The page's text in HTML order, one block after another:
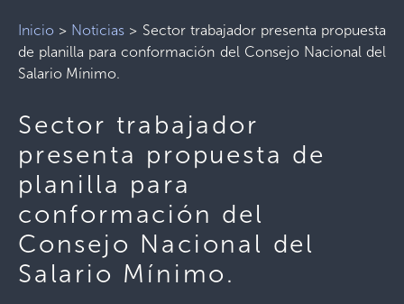
Inicio > Noticias > Sector trabajador presenta propuesta
de planilla para conformación del Consejo Nacional del
Salario Mínimo.
Sector trabajador
presenta propuesta de
planilla para
conformación del
Consejo Nacional del
Salario Mínimo.